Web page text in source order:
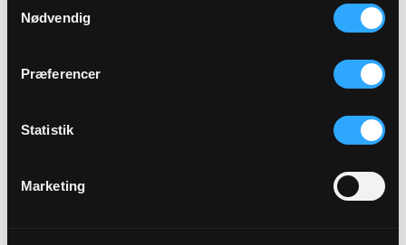
af cookies under "Detaljer" eller ved at klikke videre til
vores Cookiepolitik, som du finder i bunden af vores
Nødvendig
Præferencer
Statistik
Marketing